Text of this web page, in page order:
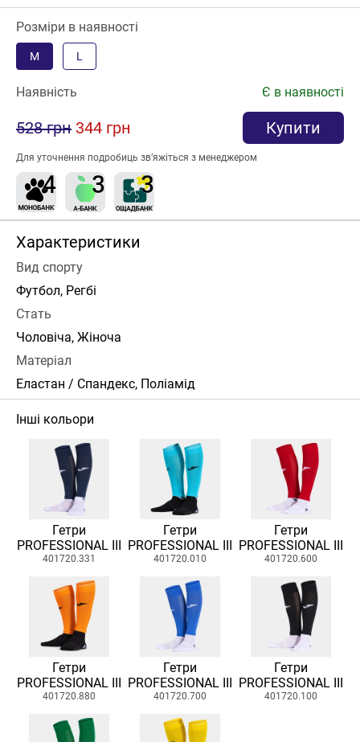
Розміри в наявності
M L
Наявність Є в наявності
528 грн 344 грн Купити
Для уточнення подробиць зв’яжіться з менеджером
Характеристики
Вид спорту
Футбол, Регбі
Стать
Чоловіча, Жіноча
Матеріал
Еластан / Спандекс, Поліамід
Інші кольори
Гетри
PROFESSIONAL III
401720.331
Гетри
PROFESSIONAL III
401720.010
Гетри
PROFESSIONAL III
401720.600
Гетри
PROFESSIONAL III
401720.880
Гетри
PROFESSIONAL III
401720.700
Гетри
PROFESSIONAL III
401720.100